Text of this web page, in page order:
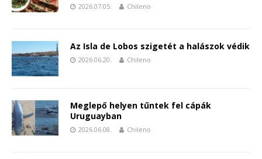
2026.07.05. Chileno
Az Isla de Lobos szigetét a halászok védik
2026.06.20. Chileno
Meglepő helyen tűntek fel cápák
Uruguayban
2026.06.08. Chileno